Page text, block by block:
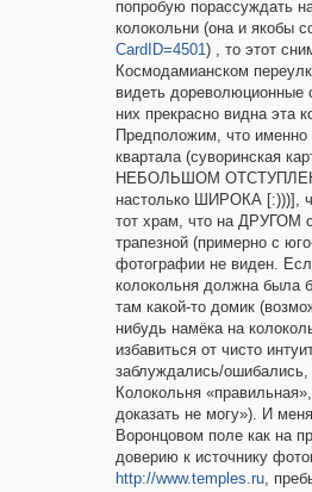
попробую порассуждать
колокольни (она и якобы
CardID=4501) , то этот
Космодамианском
видеть дореволюционные
них прекрасно видна эта
Предположим, что именно
квартала (суворинская
НЕБОЛЬШОМ
настолько ШИРОКА [:)))],
тот храм, что на ДРУГОМ
трапезной (примерно с
фотографии не виден.
колокольня должна была
там какой-то домик
нибудь намёка на
избавиться от чисто
заблуждались/
Колокольня
доказать не могу»). И
Воронцовом поле как на
доверию к источнику
http://www.temples.ru,